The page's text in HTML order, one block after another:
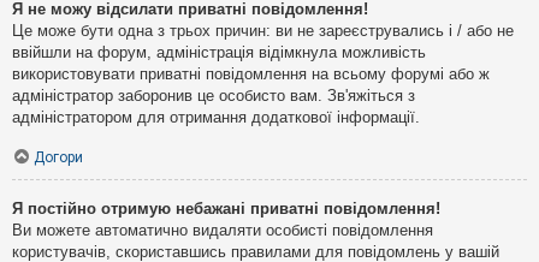
Я не можу відсилати приватні повідомлення!
Це може бути одна з трьох причин: ви не зареєструвались і / або не
ввійшли на форум, адміністрація відімкнула можливість
використовувати приватні повідомлення на всьому форумі або ж
адміністратор заборонив це особисто вам. Зв'яжіться з
адміністратором для отримання додаткової інформації.
Догори
Я постійно отримую небажані приватні повідомлення!
Ви можете автоматично видаляти особисті повідомлення
користувачів, скориставшись правилами для повідомлень у вашій